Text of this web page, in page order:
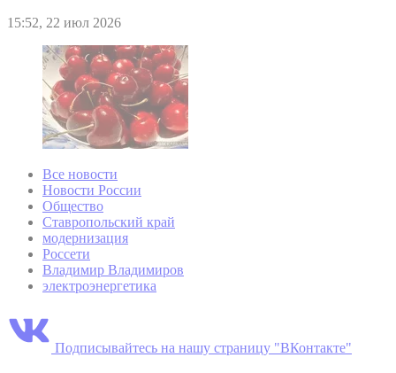
15:52, 22 июл 2026
Все новости
Новости России
Общество
Ставропольский край
модернизация
Россети
Владимир Владимиров
электроэнергетика
Подписывайтесь на нашу страницу "ВКонтакте"